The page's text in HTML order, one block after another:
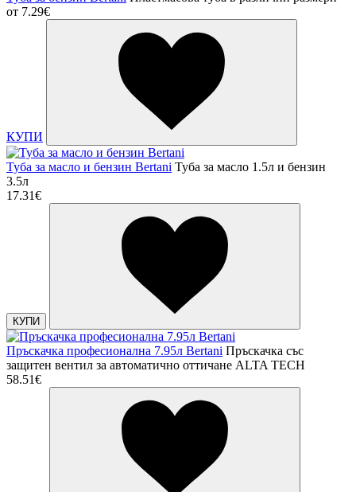
от 7.29€
КУПИ
Туба за масло и бензин Bertani Туба за масло 1.5л и бензин
3.5л
17.31€
КУПИ
Пръскачка професионална 7.95л Bertani Пръскачка със
защитен вентил за автоматично оттичане ALTA TECH
58.51€